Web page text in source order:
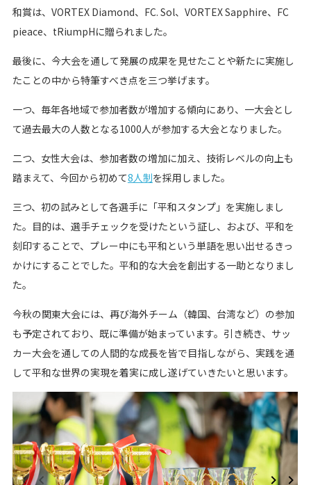
和賞は、VORTEX Diamond、FC. Sol、VORTEX Sapphire、FC
pieace、tRiumpHに贈られました。
最後に、今大会を通して発展の成果を見せたことや新たに実施し
たことの中から特筆すべき点を三つ挙げます。
一つ、毎年各地域で参加者数が増加する傾向にあり、一大会とし
て過去最大の人数となる1000人が参加する大会となりました。
二つ、女性大会は、参加者数の増加に加え、技術レベルの向上も
踏まえて、今回から初めて8人制を採用しました。
三つ、初の試みとして各選手に「平和スタンプ」を実施しまし
た。目的は、選手チェックを受けたという証し、および、平和を
刻印することで、プレー中にも平和という単語を思い出せるきっ
かけにすることでした。平和的な大会を創出する一助となりまし
た。
今秋の関東大会には、再び海外チーム（韓国、台湾など）の参加
も予定されており、既に準備が始まっています。引き続き、サッ
カー大会を通しての人間的な成長を皆で目指しながら、実践を通
して平和な世界の実現を着実に成し遂げていきたいと思います。